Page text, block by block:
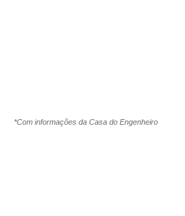
LEI 4.950-A/1966 – PISO SALARIAL
*Com informações da Casa do Engenheiro